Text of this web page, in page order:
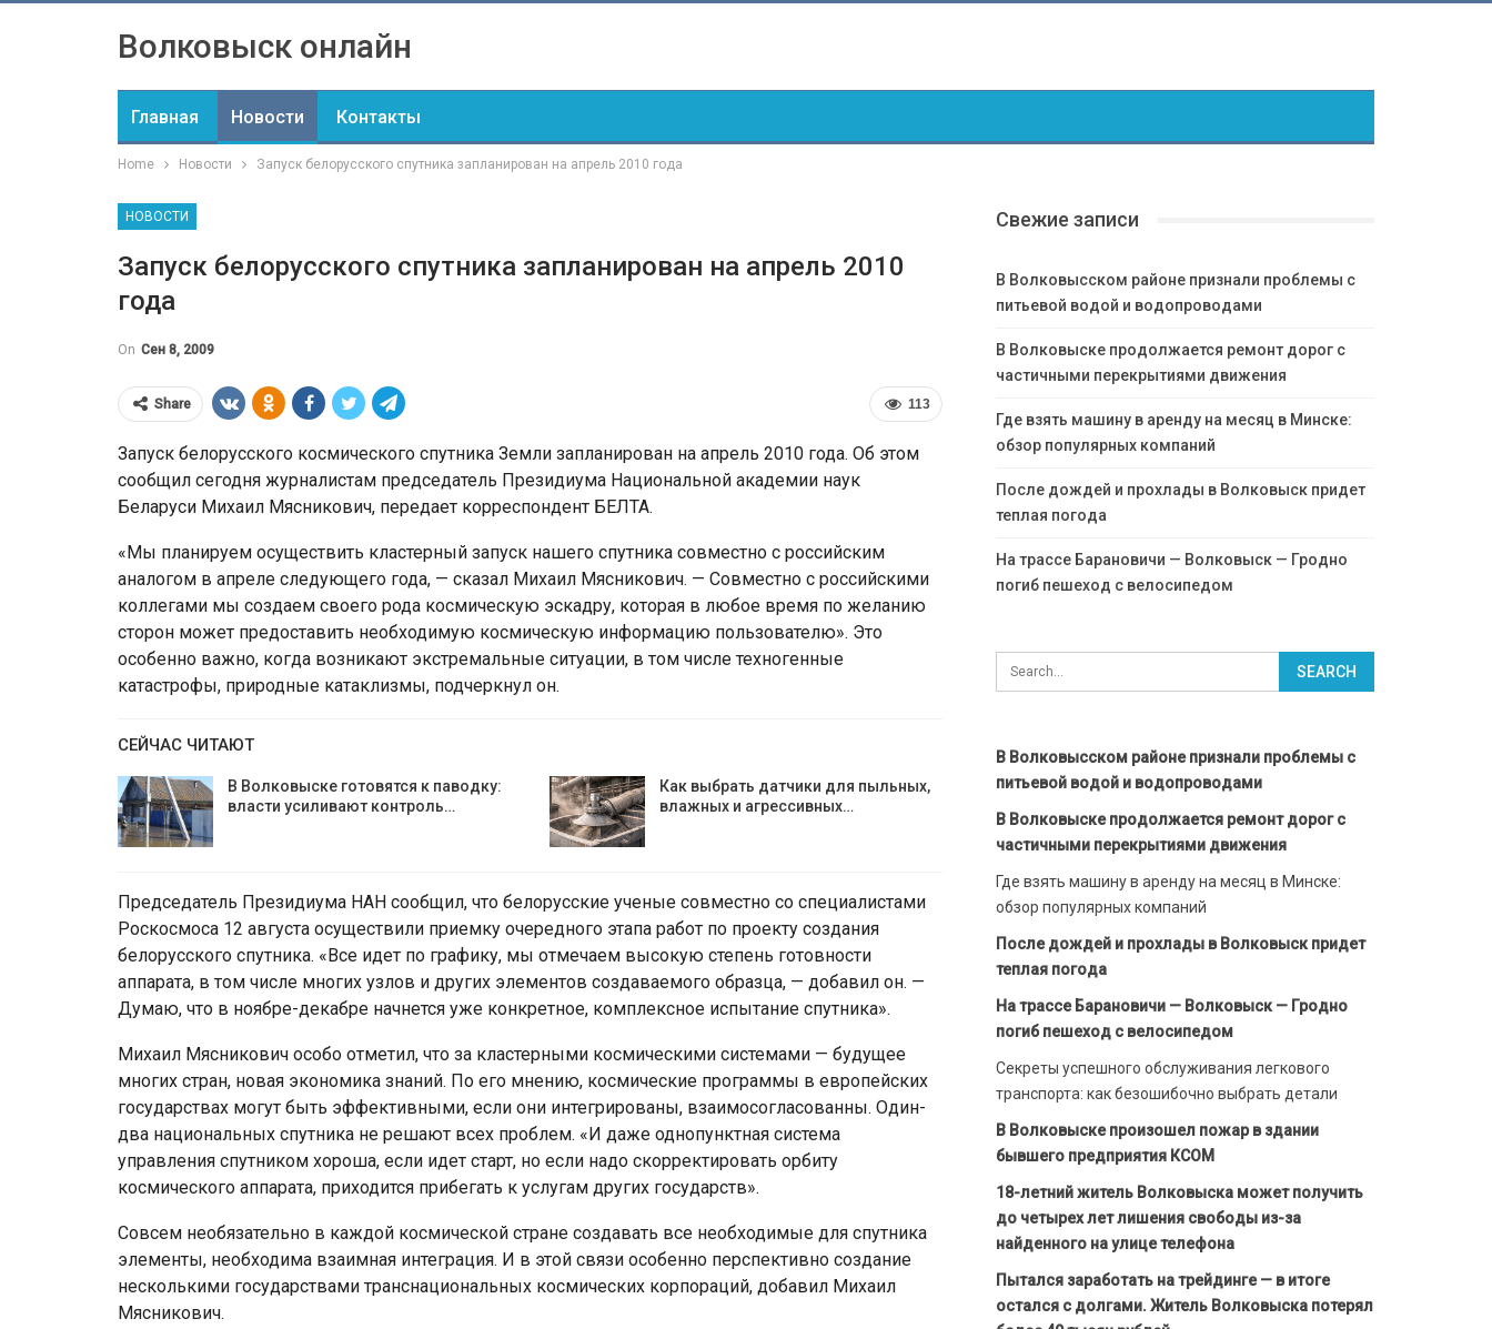
Волковыск онлайн
Главная Новости Контакты
Home Новости Запуск белорусского спутника запланирован на апрель 2010 года
НОВОСТИ
Запуск белорусского спутника запланирован на апрель 2010
года
On Сен 8, 2009
113
Share
Запуск белорусского космического спутника Земли запланирован на апрель 2010 года. Об этом
сообщил сегодня журналистам председатель Президиума Национальной академии наук
Беларуси Михаил Мясникович, передает корреспондент БЕЛТА.
«Мы планируем осуществить кластерный запуск нашего спутника совместно с российским
аналогом в апреле следующего года, — сказал Михаил Мясникович. — Совместно с российскими
коллегами мы создаем своего рода космическую эскадру, которая в любое время по желанию
сторон может предоставить необходимую космическую информацию пользователю». Это
особенно важно, когда возникают экстремальные ситуации, в том числе техногенные
катастрофы, природные катаклизмы, подчеркнул он.
СЕЙЧАС ЧИТАЮТ
В Волковыске готовятся к паводку:
власти усиливают контроль…
Как выбрать датчики для пыльных,
влажных и агрессивных…
Председатель Президиума НАН сообщил, что белорусские ученые совместно со специалистами
Роскосмоса 12 августа осуществили приемку очередного этапа работ по проекту создания
белорусского спутника. «Все идет по графику, мы отмечаем высокую степень готовности
аппарата, в том числе многих узлов и других элементов создаваемого образца, — добавил он. —
Думаю, что в ноябре-декабре начнется уже конкретное, комплексное испытание спутника».
Михаил Мясникович особо отметил, что за кластерными космическими системами — будущее
многих стран, новая экономика знаний. По его мнению, космические программы в европейских
государствах могут быть эффективными, если они интегрированы, взаимосогласованны. Один-
два национальных спутника не решают всех проблем. «И даже однопунктная система
управления спутником хороша, если идет старт, но если надо скорректировать орбиту
космического аппарата, приходится прибегать к услугам других государств».
Совсем необязательно в каждой космической стране создавать все необходимые для спутника
элементы, необходима взаимная интеграция. И в этой связи особенно перспективно создание
несколькими государствами транснациональных космических корпораций, добавил Михаил
Мясникович.
Свежие записи
В Волковысском районе признали проблемы с
питьевой водой и водопроводами
В Волковыске продолжается ремонт дорог с
частичными перекрытиями движения
Где взять машину в аренду на месяц в Минске:
обзор популярных компаний
После дождей и прохлады в Волковыск придет
теплая погода
На трассе Барановичи — Волковыск — Гродно
погиб пешеход с велосипедом
В Волковысском районе признали проблемы с
питьевой водой и водопроводами
В Волковыске продолжается ремонт дорог с
частичными перекрытиями движения
Где взять машину в аренду на месяц в Минске:
обзор популярных компаний
После дождей и прохлады в Волковыск придет
теплая погода
На трассе Барановичи — Волковыск — Гродно
погиб пешеход с велосипедом
Секреты успешного обслуживания легкового
транспорта: как безошибочно выбрать детали
В Волковыске произошел пожар в здании
бывшего предприятия КСОМ
18-летний житель Волковыска может получить
до четырех лет лишения свободы из-за
найденного на улице телефона
Пытался заработать на трейдинге — в итоге
остался с долгами. Житель Волковыска потерял